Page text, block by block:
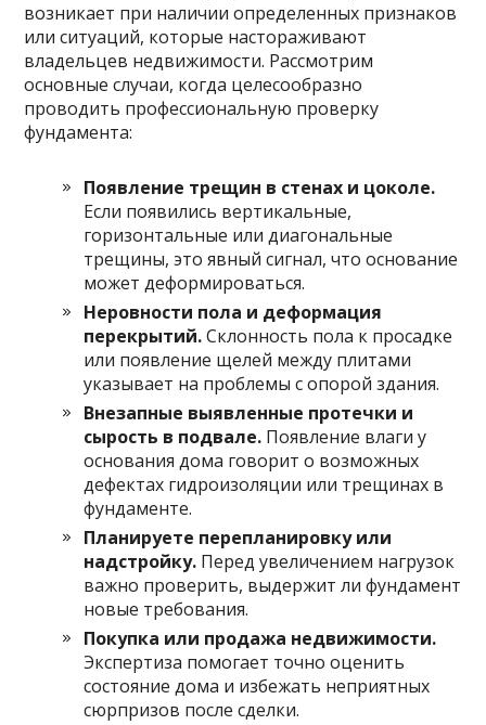
возникает при наличии определенных признаков
или ситуаций, которые настораживают
владельцев недвижимости. Рассмотрим
основные случаи, когда целесообразно
проводить профессиональную проверку
фундамента:
Появление трещин в стенах и цоколе.
Если появились вертикальные,
горизонтальные или диагональные
трещины, это явный сигнал, что основание
может деформироваться.
Неровности пола и деформация
перекрытий.Склонность пола к просадке
или появление щелей между плитами
указывает на проблемы с опорой здания.
Внезапные выявленные протечки и
сырость в подвале. Появление влаги у
основания дома говорит о возможных
дефектах гидроизоляции или трещинах в
фундаменте.
Планируете перепланировку или
надстройку. Перед увеличением нагрузок
важно проверить, выдержит ли фундамент
новые требования.
Покупка или продажа недвижимости.
Экспертиза помогает точно оценить
состояние дома и избежать неприятных
сюрпризов после сделки.